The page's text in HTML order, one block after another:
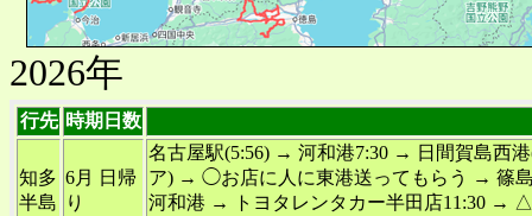
2026年
行先 時期日数
知多
半島
6月 日帰
り
名古屋駅(5:56) → 河和港7:30 → 日間賀島西
ア) → ◯お店に人に東港送ってもらう → 篠
河和港 → トヨタレンタカー半田店11:30 →